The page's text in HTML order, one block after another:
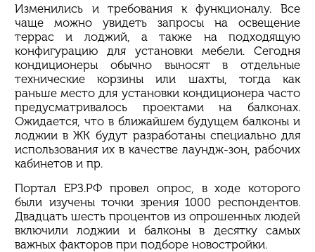
Изменились и требования к функционалу. Все
чаще можно увидеть запросы на освещение
террас и лоджий, а также на подходящую
конфигурацию для установки мебели. Сегодня
кондиционеры обычно выносят в отдельные
технические корзины или шахты, тогда как
раньше место для установки кондиционера часто
предусматривалось проектами на балконах.
Ожидается, что в ближайшем будущем балконы и
лоджии в ЖК будут разработаны специально для
использования их в качестве лаундж-зон, рабочих
кабинетов и пр.
Портал ЕРЗ.РФ провел опрос, в ходе которого
были изучены точки зрения 1000 респондентов.
Двадцать шесть процентов из опрошенных людей
включили лоджии и балконы в десятку самых
важных факторов при подборе новостройки.